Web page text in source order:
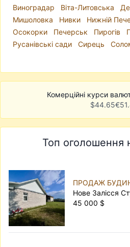
Виноградар
Віта-Литовська
Мишоловка
Нивки Нижній
Осокорки
Печерськ Пирогів
Русанівські сади
Сирець
Комерційні курси
$44.65€
Топ оголошення
ПРОДАЖ
Нове Залісся
45 000 $